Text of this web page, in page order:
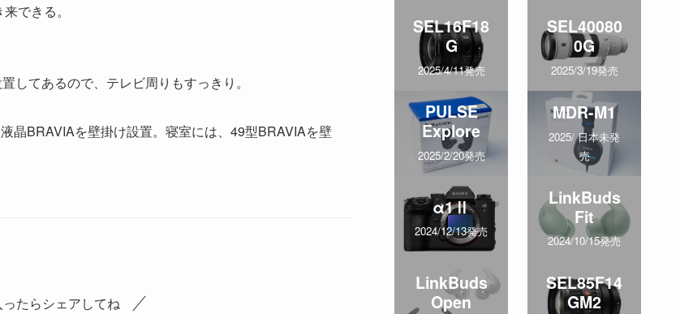
できる。
してあるので、テレビ周りもすっきり。
晶BRAVIAを壁掛け設置。寝室には、49型BRAVIAを壁
たらシェアしてね
SEL16F18
G
2025/4/11発売
SEL40080
0G
2025/3/19発売
PULSE
Explore
2025/2/20発売
MDR-M1
2025/ 日本未発
売
α1Ⅱ
2024/12/13発売
LinkBuds
Fit
2024/10/15発売
LinkBuds
Open
SEL85F14
GM2